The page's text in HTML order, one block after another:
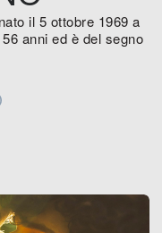
il 5 ottobre 1969 a
anni ed è del segno